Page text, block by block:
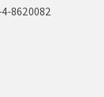
8620082